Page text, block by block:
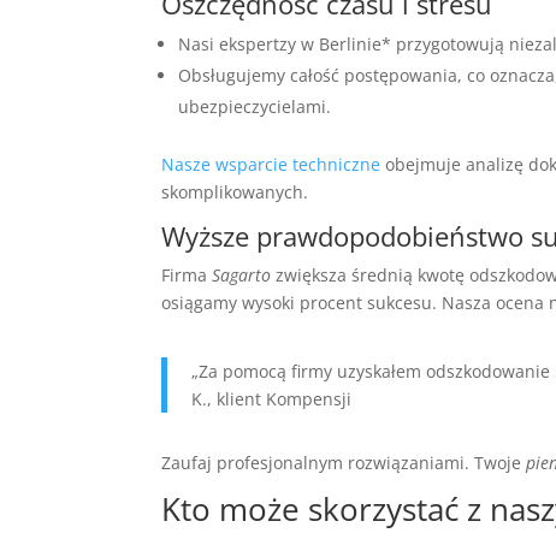
Nasi ekspertzy w Berlinie* przygotowują
Obsługujemy całość postępowania, co
ubezpieczycielami.
Nasze wsparcie techniczne obejmuje analizę
skomplikowanych.
Wyższe prawdopodobieństwo
FirmaSagarto zwiększa średnią kwotę
osiągamy wysoki procent sukcesu. Nasza ocena
„Za pomocą firmy uzyskałem
K., klient Kompensji
Zaufaj profesjonalnym rozwiązaniami. Twoje
Kto może skorzystać z